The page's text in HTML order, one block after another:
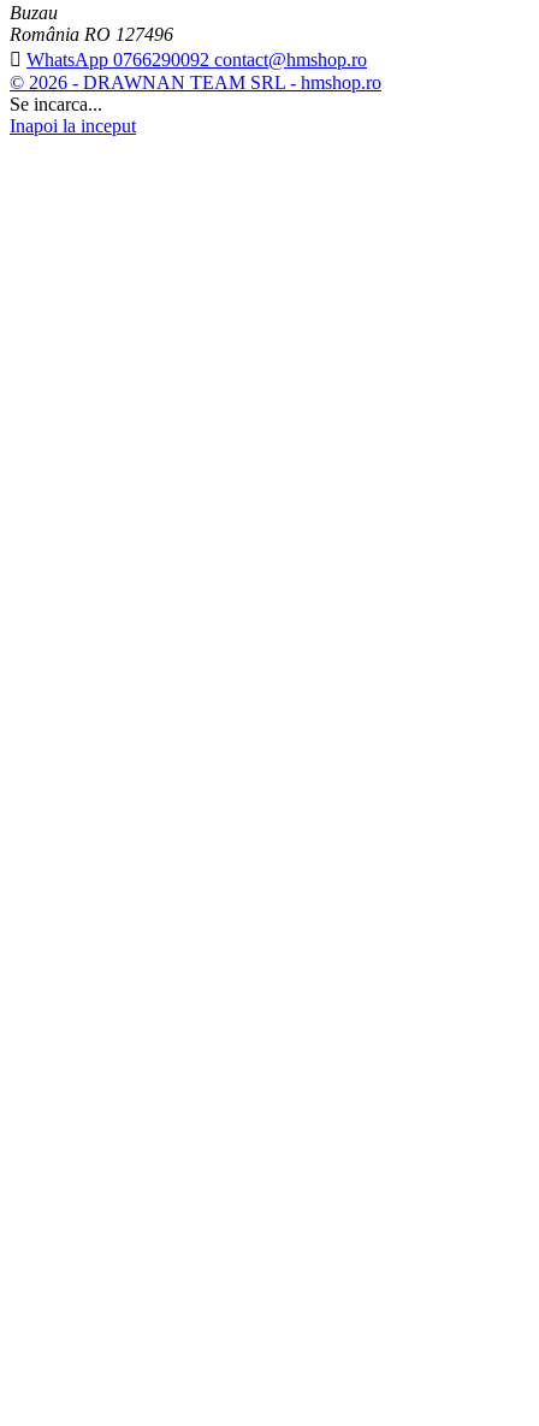
Buzau
România RO 127496
 WhatsApp 0766290092 contact@hmshop.ro
© 2026 - DRAWNAN TEAM SRL - hmshop.ro
Se incarca...
Inapoi la inceput